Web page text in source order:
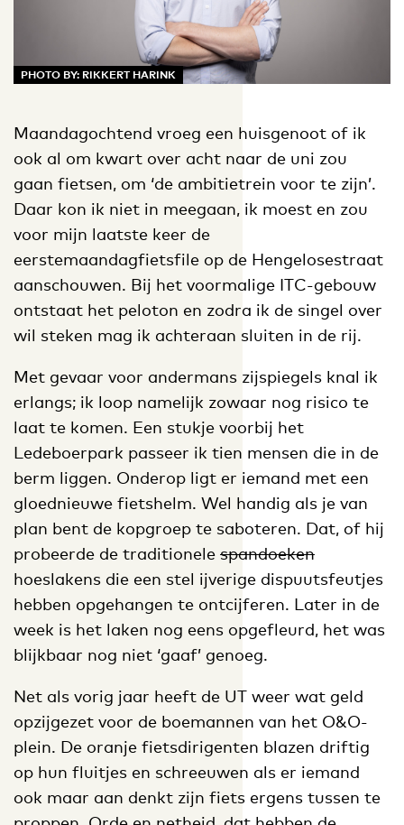
PHOTO BY: RIKKERT HARINK
Maandagochtend vroeg een huisgenoot of ik
ook al om kwart over acht naar de uni zou
gaan fietsen, om ‘de ambitietrein voor te zijn’.
Daar kon ik niet in meegaan, ik moest en zou
voor mijn laatste keer de
eerstemaandagfietsfile op de Hengelosestraat
aanschouwen. Bij het voormalige ITC-gebouw
ontstaat het peloton en zodra ik de singel over
wil steken mag ik achteraan sluiten in de rij.
Met gevaar voor andermans zijspiegels knal ik
erlangs; ik loop namelijk zowaar nog risico te
laat te komen. Een stukje voorbij het
Ledeboerpark passeer ik tien mensen die in de
berm liggen. Onderop ligt er iemand met een
gloednieuwe fietshelm. Wel handig als je van
plan bent de kopgroep te saboteren. Dat, of hij
probeerde de traditionele spandoeken
hoeslakens die een stel ijverige dispuutsfeutjes
hebben opgehangen te ontcijferen. Later in de
week is het laken nog eens opgefleurd, het was
blijkbaar nog niet ‘gaaf’ genoeg.
Net als vorig jaar heeft de UT weer wat geld
opzijgezet voor de boemannen van het O&O-
plein. De oranje fietsdirigenten blazen driftig
op hun fluitjes en schreeuwen als er iemand
ook maar aan denkt zijn fiets ergens tussen te